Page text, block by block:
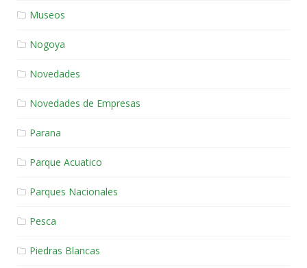
Museos
Nogoya
Novedades
Novedades de Empresas
Parana
Parque Acuatico
Parques Nacionales
Pesca
Piedras Blancas